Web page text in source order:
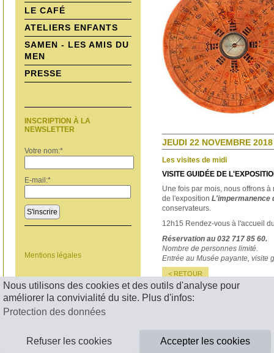
Nous utilisons des cookies et des outils d'analyse pour
améliorer la convivialité du site. Plus d'infos:
Protection des données
Refuser les cookies Accepter les cookies
LE CAFÉ
ATELIERS ENFANTS
SAMEN - LES AMIS DU
MEN
PRESSE
INSCRIPTION À LA
NEWSLETTER
Votre nom:*
E-mail:*
S'inscrire
Mentions légales
JEUDI 22 NOVEMBRE
Les visites de midi
VISITE GUIDÉE DE
Une fois par mois, nous offrons
de l'exposition L'impermanence
conservateurs.
12h15 Rendez-vous à l'accueil
Réservation au 032 717 85 60.
Nombre de personnes limité.
Entrée au Musée payante, visite
< RETOUR